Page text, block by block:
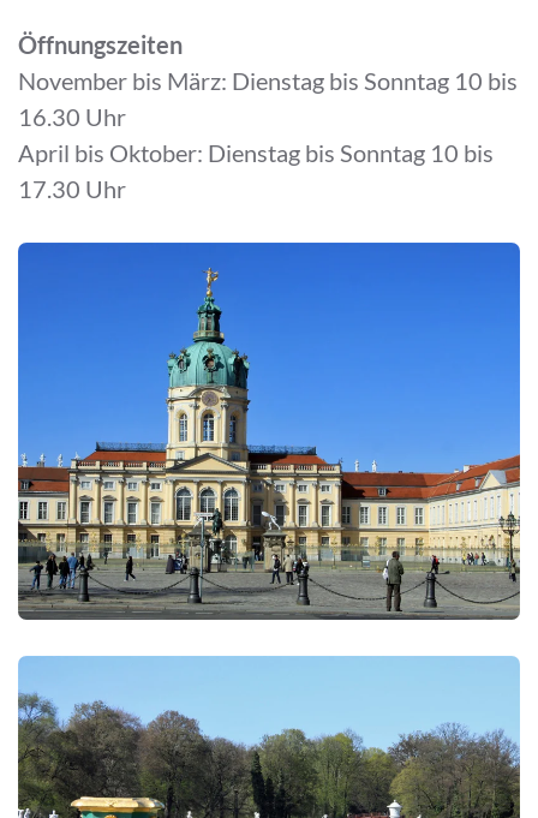
Öffnungszeiten
November bis März: Dienstag bis Sonntag 10 bis
16.30 Uhr
April bis Oktober: Dienstag bis Sonntag 10 bis
17.30 Uhr